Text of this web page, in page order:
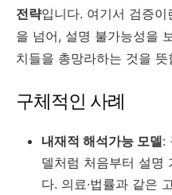
전략입니다. 여기서 검증
을 넘어, 설명 불가능성을
치들을 총망라하는 것을 뜻
구체적인 사례
내재적 해석가능 모델:
델처럼 처음부터 설명
다. 의료·법률과 같은